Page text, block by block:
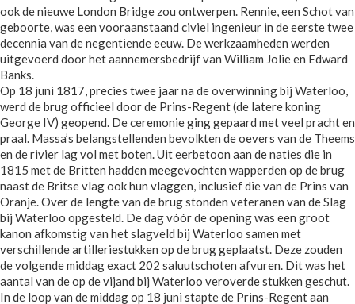
ook de nieuwe London Bridge zou ontwerpen. Rennie, een Schot van
geboorte, was een vooraanstaand civiel ingenieur in de eerste twee
decennia van de negentiende eeuw. De werkzaamheden werden
uitgevoerd door het aannemersbedrijf van William Jolie en Edward
Banks.
Op 18 juni 1817, precies twee jaar na de overwinning bij Waterloo,
werd de brug officieel door de Prins-Regent (de latere koning
George IV) geopend. De ceremonie ging gepaard met veel pracht en
praal. Massa’s belangstellenden bevolkten de oevers van de Theems
en de rivier lag vol met boten. Uit eerbetoon aan de naties die in
1815 met de Britten hadden meegevochten wapperden op de brug
naast de Britse vlag ook hun vlaggen, inclusief die van de Prins van
Oranje. Over de lengte van de brug stonden veteranen van de Slag
bij Waterloo opgesteld. De dag vóór de opening was een groot
kanon afkomstig van het slagveld bij Waterloo samen met
verschillende artilleriestukken op de brug geplaatst. Deze zouden
de volgende middag exact 202 saluutschoten afvuren. Dit was het
aantal van de op de vijand bij Waterloo veroverde stukken geschut.
In de loop van de middag op 18 juni stapte de Prins-Regent aan